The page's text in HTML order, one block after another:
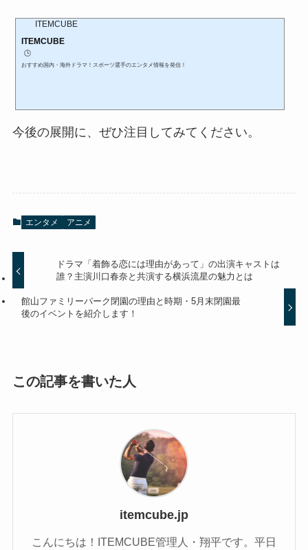
ITEMCUBE
ITEMCUBE
🕒️
おすすめ国内・海外ドラマ！スポーツ選手のエンタメ情報を発信！
今後の展開に、ぜひ注目してみてください。
エンタメ アニメ
ドラマ「着飾る恋には理由があって」の出演キャストは
誰？主演川口春奈と共演する横浜流星の魅力とは
館山ファミリーパーク閉園の理由と時期・5月末閉園最
後のイベントを紹介します！
この記事を書いた人
itemcube.jp
こんにちは！ITEMCUBE管理人・翔平です。平日